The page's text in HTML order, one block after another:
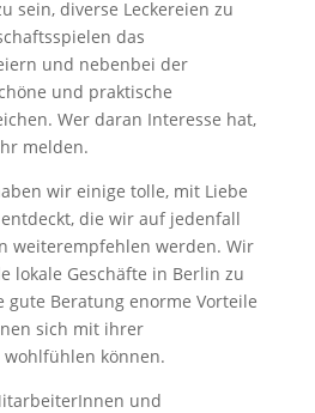
sein, diverse Leckereien zu
das
und nebenbei der
und praktische
Wer daran Interesse hat,
melden.
wir einige tolle, mit Liebe
die wir auf jedenfall
weiterempfehlen werden. Wir
lokale Geschäfte in Berlin zu
gute Beratung enorme Vorteile
sich mit ihrer
können.
und